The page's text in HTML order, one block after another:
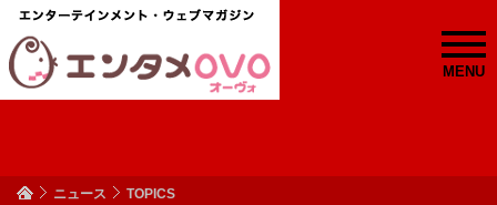
MENU
ニュース TOPICS